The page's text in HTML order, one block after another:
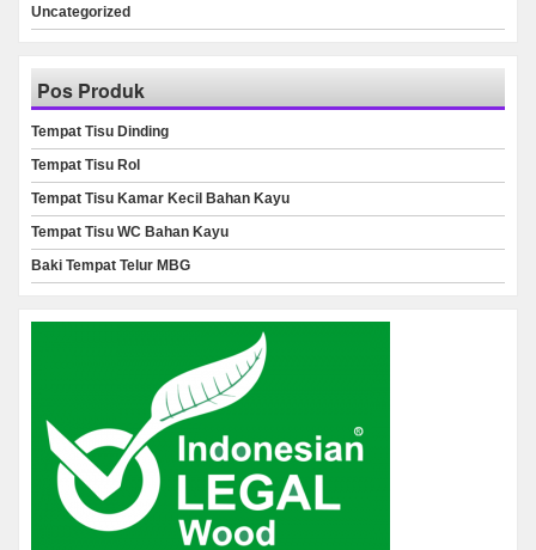
Uncategorized
Pos Produk
Tempat Tisu Dinding
Tempat Tisu Rol
Tempat Tisu Kamar Kecil Bahan Kayu
Tempat Tisu WC Bahan Kayu
Baki Tempat Telur MBG